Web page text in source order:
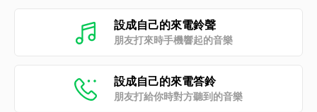
設成自己的來電鈴聲
朋友打來時手機響起的音樂
設成自己的來電答鈴
朋友打給你時對方聽到的音樂